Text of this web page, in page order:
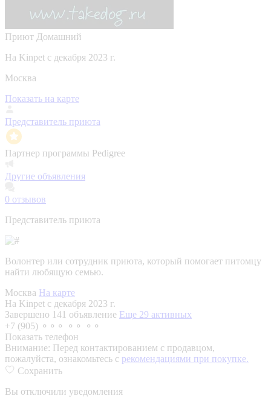
Приют Домашний
На Kinpet c декабря 2023 г.
Москва
Показать на карте
Представитель приюта
Партнер программы Pedigree
Другие объявления
0 отзывов
Представитель приюта
Волонтер или сотрудник приюта, который помогает питомцу
найти любящую семью.
Москва На карте
На Kinpet c декабря 2023 г.
Завершено 141 объявление Еще 29 активных
+7 (905) ⚬⚬⚬ ⚬⚬ ⚬⚬
Показать телефон
Внимание: Перед контактированием с продавцом,
пожалуйста, ознакомьтесь с рекомендациями при покупке.
Сохранить
Вы отключили уведомления